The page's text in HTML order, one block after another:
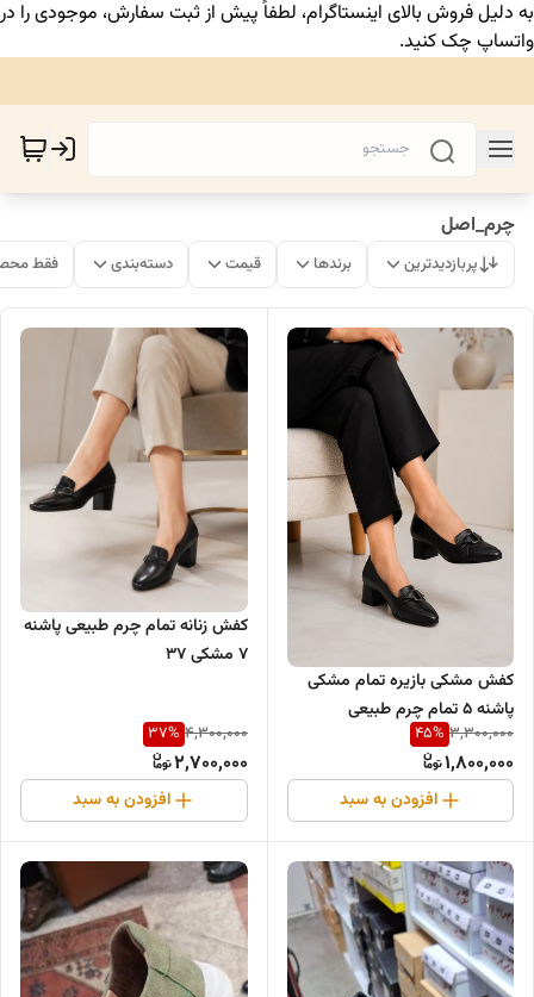
به دلیل فروش بالای اینستاگرام، لطفاً پیش از ثبت سفارش، موجودی را در
واتساپ چک کنید.
چرم_اصل
پربازدیدترین برندها قیمت دسته‌بندی فقط
کفش مشکی بازیره تمام مشکی
پاشنه ۵ تمام چرم طبیعی
3,300,000
45%
1,800,000
افزودن به سبد
کفش زنانه تمام چرم طبیعی پاشنه
۷ مشکی ۳۷
4,300,000
37%
2,700,000
افزودن به سبد